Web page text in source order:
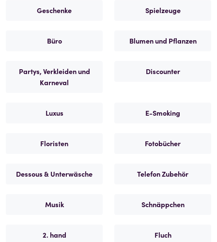
Geschenke Spielzeuge
Büro Blumen und Pflanzen
Partys, Verkleiden und
Karneval
Discounter
Luxus E-Smoking
Floristen Fotobücher
Dessous & Unterwäsche Telefon Zubehör
Musik Schnäppchen
2. hand Fluch